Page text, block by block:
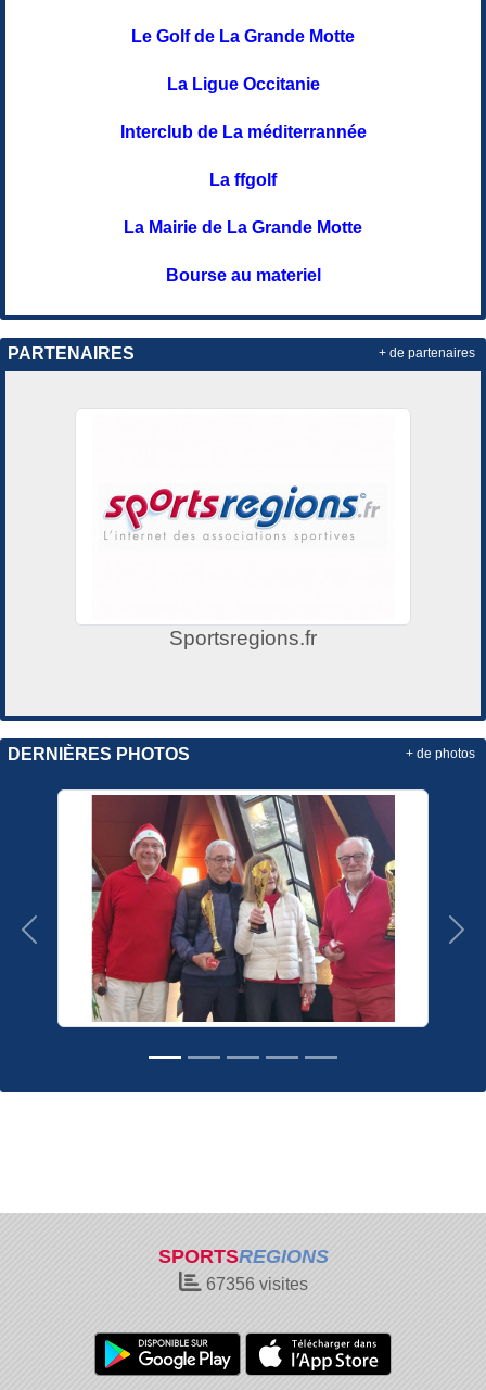
Le Golf de La Grande Motte
La Ligue Occitanie
Interclub de La méditerrannée
La ffgolf
La Mairie de La Grande Motte
Bourse au materiel
PARTENAIRES
Sportsregions.fr
+ de partenaires
DERNIÈRES PHOTOS
Précedent
+ de photos
SPORTSREGIONS
67356visites